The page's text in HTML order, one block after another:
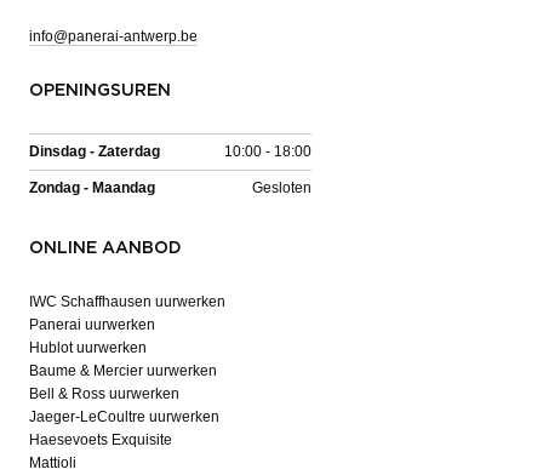
info@panerai-antwerp.be
OPENINGSUREN
Dinsdag - Zaterdag 10:00 - 18:00
Zondag - Maandag Gesloten
ONLINE AANBOD
IWC Schaffhausen uurwerken
Panerai uurwerken
Hublot uurwerken
Baume & Mercier uurwerken
Bell & Ross uurwerken
Jaeger-LeCoultre uurwerken
Haesevoets Exquisite
Mattioli